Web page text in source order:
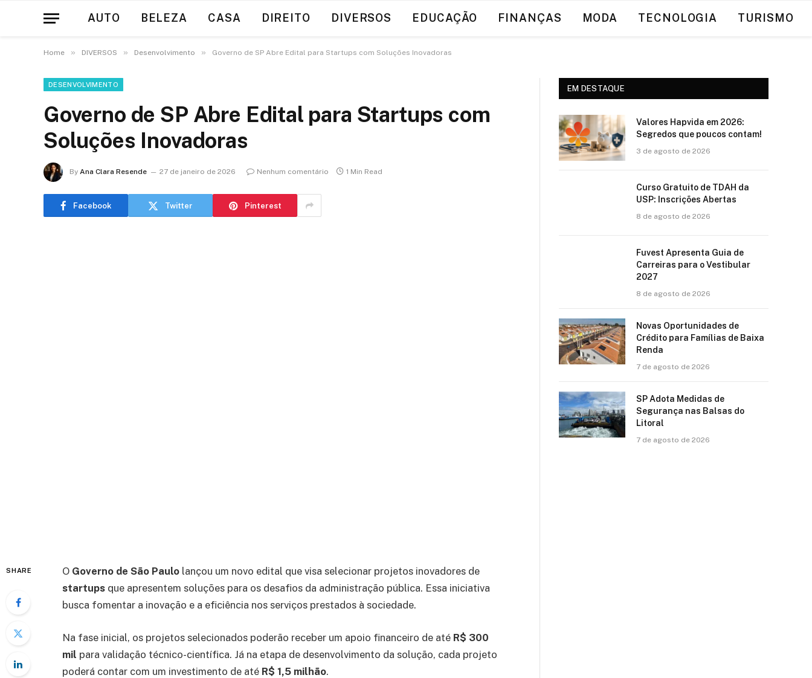
AUTO BELEZA CASA DIREITO DIVERSOS EDUCAÇÃO FINANÇAS MODA TECNOLOGIA TURISMO
Home » DIVERSOS » Desenvolvimento » Governo de SP Abre Edital para Startups com Soluções Inovadoras
DESENVOLVIMENTO
Governo de SP Abre Edital para Startups com
Soluções Inovadoras
By Ana Clara Resende 27 de janeiro de 2026 Nenhum comentário 1 Min Read
Facebook Twitter Pinterest
SHARE O Governo de São Paulo lançou um novo edital que visa selecionar projetos inovadores de
startups que apresentem soluções para os desafios da administração pública. Essa iniciativa
busca fomentar a inovação e a eficiência nos serviços prestados à sociedade.
Na fase inicial, os projetos selecionados poderão receber um apoio financeiro de até R$ 300
mil para validação técnico-científica. Já na etapa de desenvolvimento da solução, cada projeto
poderá contar com um investimento de até R$ 1,5 milhão.
EM DESTAQUE
Valores Hapvida em 2026:
Segredos que poucos contam!
3 de agosto de 2026
Curso Gratuito de TDAH da
USP: Inscrições Abertas
8 de agosto de 2026
Fuvest Apresenta Guia de
Carreiras para o Vestibular
2027
8 de agosto de 2026
Novas Oportunidades de
Crédito para Famílias de Baixa
Renda
7 de agosto de 2026
SP Adota Medidas de
Segurança nas Balsas do
Litoral
7 de agosto de 2026